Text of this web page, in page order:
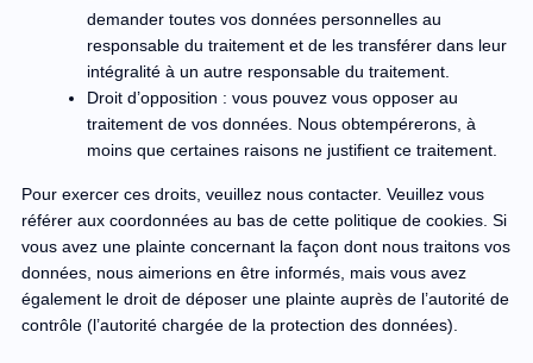
demander toutes vos données personnelles au
responsable du traitement et de les transférer dans leur
intégralité à un autre responsable du traitement.
Droit d’opposition : vous pouvez vous opposer au
traitement de vos données. Nous obtempérerons, à
moins que certaines raisons ne justifient ce traitement.
Pour exercer ces droits, veuillez nous contacter. Veuillez vous
référer aux coordonnées au bas de cette politique de cookies. Si
vous avez une plainte concernant la façon dont nous traitons vos
données, nous aimerions en être informés, mais vous avez
également le droit de déposer une plainte auprès de l’autorité de
contrôle (l’autorité chargée de la protection des données).